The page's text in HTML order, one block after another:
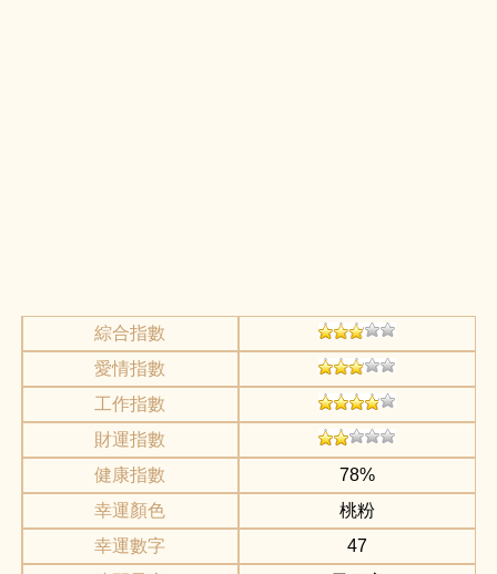
綜合指數
愛情指數
工作指數
財運指數
健康指數
78%
幸運顏色
桃粉
幸運數字
47